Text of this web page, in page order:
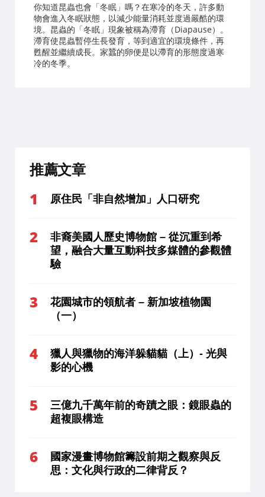
你知道昆蟲也會「冬眠」嗎？在寒冷的冬天，許多動
物會進入冬眠狀態，以減少能量消耗並度過嚴酷的環
境。昆蟲的「冬眠」現象被稱為滯育（Diapause）。
滯育使昆蟲暫停生長發育，等到適宜的環境條件，再
甦醒並繼續成長。家蠶的卵便是以滯育的形態度過寒
冷的冬季。
推薦文章
原住民「非自然增加」人口研究
非裔美國人歷史博物館 – 從沉重到希
望，融合大量互動科技多媒體的參觀體
驗
花園城市的領航者 – 新加坡植物園
（一）
獵人與獵物的海洋躲貓貓（上）- 光與
影的心機
三億九千萬年前的奇蹟之眼：鏡眼蟲的
超複眼構造
國家漫畫博物館籌設前期之觀察與反
思：文化與行政的二律背反？